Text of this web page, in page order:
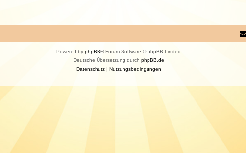
Powered by phpBB® Forum Software © phpBB Limited
Deutsche Übersetzung durch phpBB.de
Datenschutz| Nutzungsbedingungen